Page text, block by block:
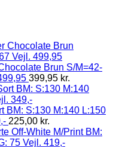
Brun S/M=42-
399,95 kr.
BM: S:130 M:140 L:150
225,00 kr.